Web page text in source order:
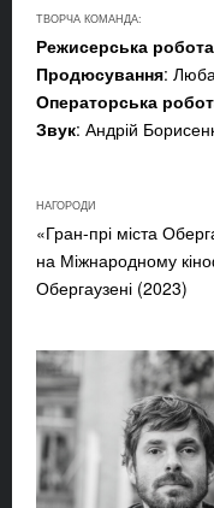
ТВОРЧА КОМАНДА:
Режисерська робота
Продюсування:
Операторська
Звук: Андрій
НАГОРОДИ
«Гран-прі міста
на Міжнародному
Обергаузені (2023)